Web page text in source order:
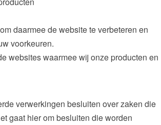
daarmee de website te verbeteren en
voorkeuren.
websites waarmee wij onze producten en
verwerkingen besluiten over zaken die
gaat hier om besluiten die worden